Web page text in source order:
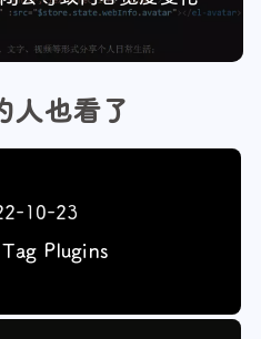
人也看了
10-23
Plugins